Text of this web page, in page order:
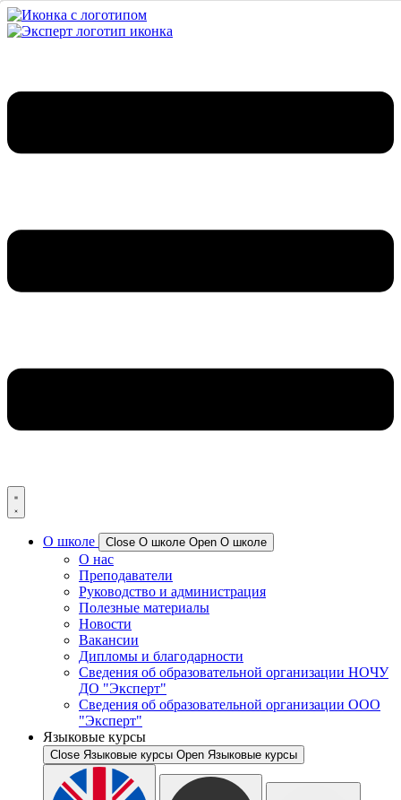
О школе Close О школе Open О школе
О нас
Преподаватели
Руководство и администрация
Полезные материалы
Новости​
Вакансии
Дипломы и благодарности
Сведения об образовательной организации НОЧУ
ДО "Эксперт"
Сведения об образовательной организации ООО
"Эксперт"
Языковые курсы
Close Языковые курсы Open Языковые курсы